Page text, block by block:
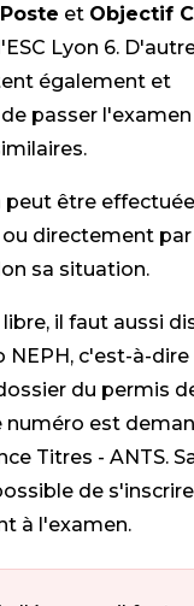
et Objectif
Lyon 6.
également et
passer l'examen
peut être
directement par
sa situation.
il faut aussi
NEPH, c'est-à-dire
du permis
numéro est
Titres - ANTS.
de s'inscrire
à l'examen.